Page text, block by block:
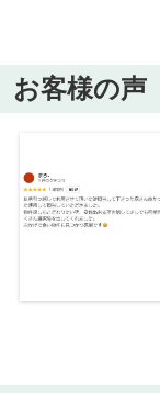
お客様の声